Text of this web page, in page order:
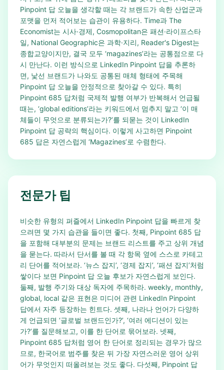
Pinpoint 답 오늘을 생각할 때는 각 브랜드가 속한 산업군과
포맷을 먼저 적어보는 습관이 유용하다. Time과 The
Economist는 시사·경제, Cosmopolitan은 패션·라이프스타
일, National Geographic은 과학·지리, Reader's Digest는
종합교양이지만, 결국 모두 ‘magazines’라는 공통점으로 다
시 만난다. 이런 방식으로 LinkedIn Pinpoint 답을 추론하
면, 낯선 브랜드가 나와도 공통된 매체 형태에 주목해
Pinpoint 답 오늘을 안정적으로 찾아갈 수 있다. 특히
Pinpoint 685 답처럼 국제적 발행 여부가 반복해서 언급될
때는, ‘global editions’라는 키워드에서 멈추지 말고 ‘이 매
체들이 무엇으로 분류되는가?’를 되묻는 것이 LinkedIn
Pinpoint 답 공략의 핵심이다. 이렇게 사고하면 Pinpoint
685 답은 자연스럽게 ‘Magazines’로 수렴한다.
전문가 팁
비슷한 유형의 퍼즐에서 LinkedIn Pinpoint 답을 빠르게 찾
으려면 몇 가지 습관을 들이면 좋다. 첫째, Pinpoint 685 답
을 포함해 대부분의 문제는 브랜드 리스트를 주고 상위 개념
을 묻는다. 따라서 단서를 볼 때 각 항목 옆에 스스로 카테고
리 단어를 적어보라. ‘뉴스 잡지’, ‘경제 잡지’, ‘패션 잡지’처럼
쌓이다 보면 Pinpoint 답 오늘 후보가 자연스럽게 보인다.
둘째, 발행 주기와 대상 독자에 주목하라. weekly, monthly,
global, local 같은 표현은 미디어 관련 LinkedIn Pinpoint
답에서 자주 등장하는 힌트다. 셋째, 나라나 언어가 다양하
게 언급되면 ‘글로벌 브랜드인가?’, ‘여러 에디션이 있는
가?’를 질문해보고, 이를 한 단어로 묶어보라. 넷째,
Pinpoint 685 답처럼 영어 한 단어로 정리되는 경우가 많으
므로, 한국어로 범주를 찾은 뒤 가장 자연스러운 영어 상위
어가 무엇인지 떠올려보는 것도 좋다. 다섯째, Pinpoint 답